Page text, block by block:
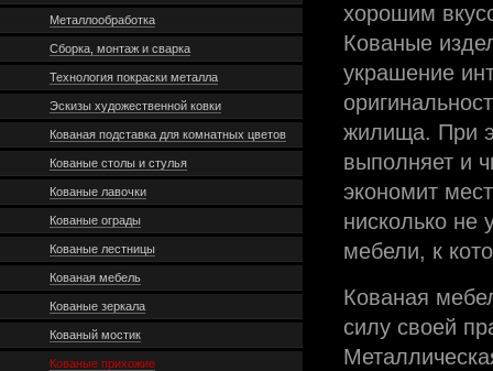
Металлообработка
Сборка, монтаж и сварка
Технология покраски металла
Эскизы художественной ковки
Кованая подставка для комнатных цветов
Кованые столы и стулья
Кованые лавочки
Кованые ограды
Кованые лестницы
Кованая мебель
Кованые зеркала
Кованый мостик
Кованые прихожие
хорошим
Кованые
украшение
жилища. При
выполняет и
экономит
нисколько не
мебели, к
Кованая
силу своей